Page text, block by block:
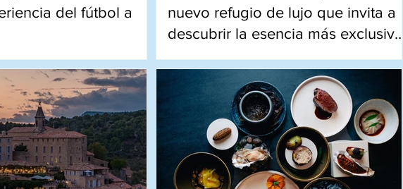
del fútbol a
de lujo y vivencias
cada partido en una
en Miami.
nuevo refugio de lujo que invita a
descubrir la esencia más exclusiva
Frente al mar Egeo, el nuevo Four Seasons
combina playa privada, villas con piscina y
experiencias únicas en el corazón de